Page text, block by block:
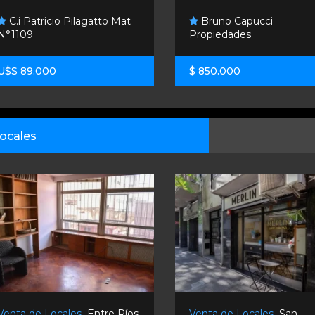
C.i Patricio Pilagatto Mat
89.000
Bruno Capucci
Propiedades
$ 850.000